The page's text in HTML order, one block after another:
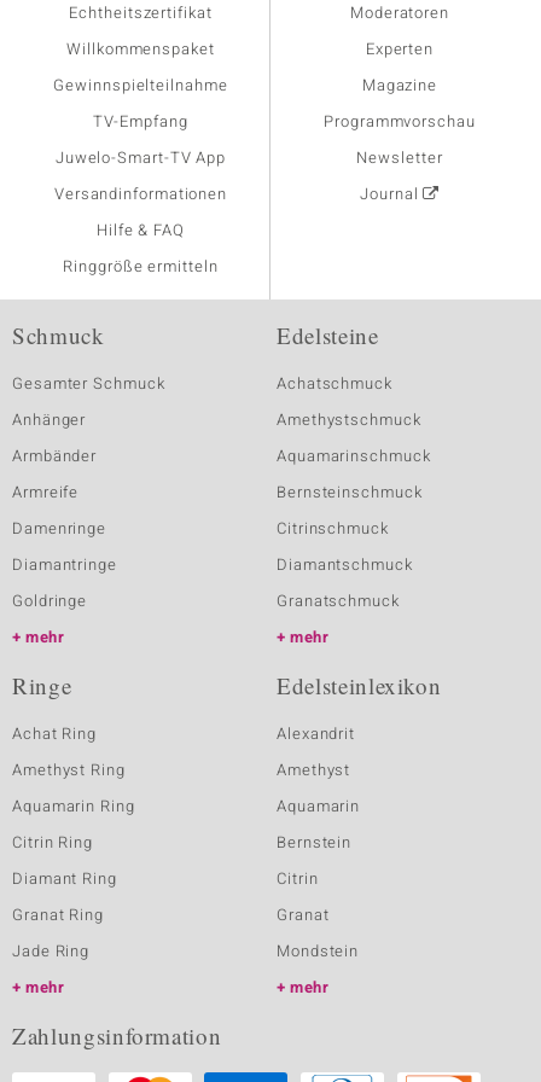
Echtheitszertifikat
Willkommenspaket
Gewinnspielteilnahme
TV-Empfang
Juwelo-Smart-TV App
Versandinformationen
Hilfe & FAQ
Ringgröße ermitteln
Moderatoren
Experten
Magazine
Programmvorschau
Newsletter
Journal
Schmuck
Gesamter Schmuck
Anhänger
Armbänder
Armreife
Damenringe
Diamantringe
Goldringe
mehr
Edelsteine
Achatschmuck
Amethystschmuck
Aquamarinschmuck
Bernsteinschmuck
Citrinschmuck
Diamantschmuck
Granatschmuck
mehr
Ringe
Achat Ring
Amethyst Ring
Aquamarin Ring
Citrin Ring
Diamant Ring
Granat Ring
Jade Ring
mehr
Edelsteinlexikon
Alexandrit
Amethyst
Aquamarin
Bernstein
Citrin
Granat
Mondstein
mehr
Zahlungsinformation